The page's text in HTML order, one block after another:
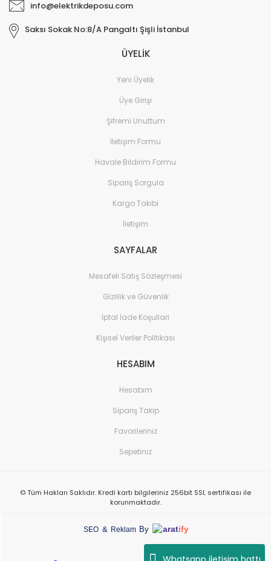
info@elektrikdeposu.com
Saksı Sokak No:8/A Pangaltı Şişli İstanbul
ÜYELİK
Yeni Üyelik
Üye Girişi
Şifremi Unuttum
İletişim Formu
Havale Bildirim Formu
Sipariş Sorgula
Kargo Takibi
İletişim
SAYFALAR
Mesafeli Satış Sözleşmesi
Gizlilik ve Güvenlik
İptal İade Koşullari
Kişisel Veriler Politikası
HESABIM
Hesabım
Sipariş Takip
Favorileriniz
Sepetiniz
© Tüm Hakları Saklıdır. Kredi kartı bilgileriniz 256bit SSL sertifikası ile
korunmaktadır.
SEO & Reklam By aratify